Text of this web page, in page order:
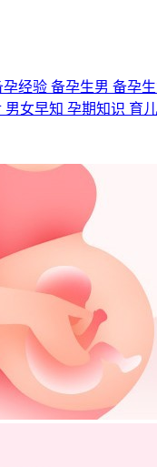
孕经验 备孕生男 备孕
男女早知 孕期知识 育